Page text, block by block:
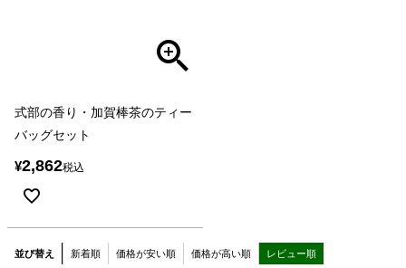
式部の香り・加賀棒茶のティー
バッグセット
¥2,862税込
並び替え 新着順 価格が安い順 価格が高い順 レビュー順